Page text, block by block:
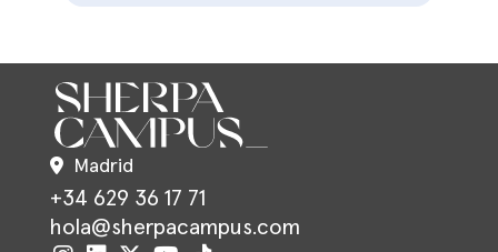
Madrid
+34 629 36 17 71
hola@sherpacampus.com